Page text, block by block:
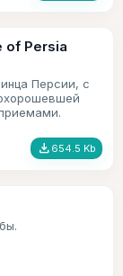
of Persia
Персии, с
file_download 654.5 Kb